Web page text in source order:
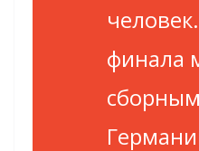
финала